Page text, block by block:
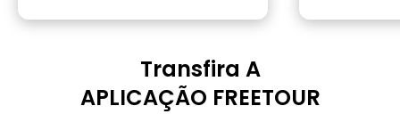
Transfira A
APLICAÇÃO FREETOUR